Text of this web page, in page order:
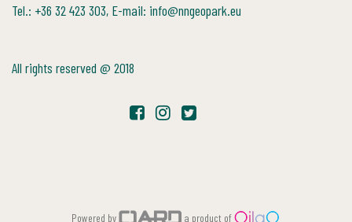
Tel.: +36 32 423 303, E-mail: info@nngeopark.eu
All rights reserved @ 2018
Powered by a product of